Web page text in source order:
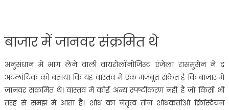
बाजार में जानवर संक्रमित थे
अनुसंधान में भाग लेने वाली वायरोलॉनोजिस्ट एंजेला रासमुसेन ने द
अटलांटिक को बताया कि यह वास्तव में एक मजबूत संकेत है कि बाजार में
जानवर संक्रमित थे। वास्तव में कोई अन्य स्पष्टीकरण नहीं है जो किसी भी
तरह से समझ में आता है। शोध का नेतृत्व तीन शोधकर्ताओं क्रिस्टियन